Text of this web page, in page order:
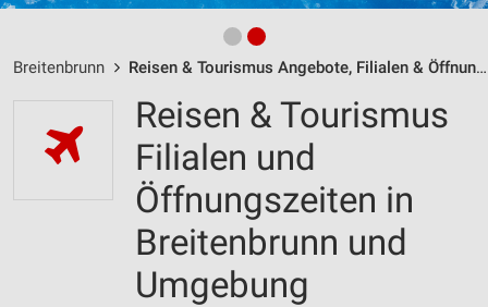
Breitenbrunn Reisen & Tourismus Angebote, Filialen & Öffnungszeiten
Reisen & Tourismus
Filialen und
Öffnungszeiten in
Breitenbrunn und
Umgebung